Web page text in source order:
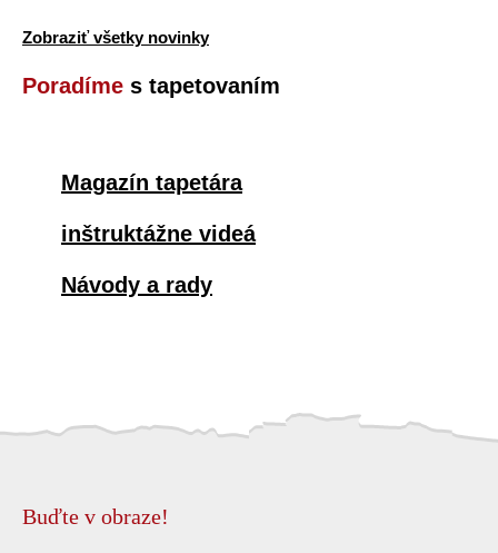
Zobraziť všetky novinky
Poradíme s tapetovaním
Magazín tapetára
inštruktážne videá
Návody a rady
Buďte v obraze!